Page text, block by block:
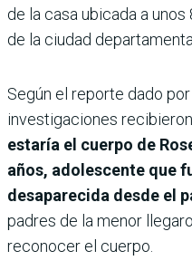
de la casa ubicada a
de la ciudad
Según el reporte dado
investigaciones
estaría el cuerpo de
años, adolescente que
desaparecida desde el
padres de la menor
reconocer el cuerpo.